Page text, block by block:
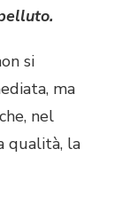
si
ma
nel
qualità, la